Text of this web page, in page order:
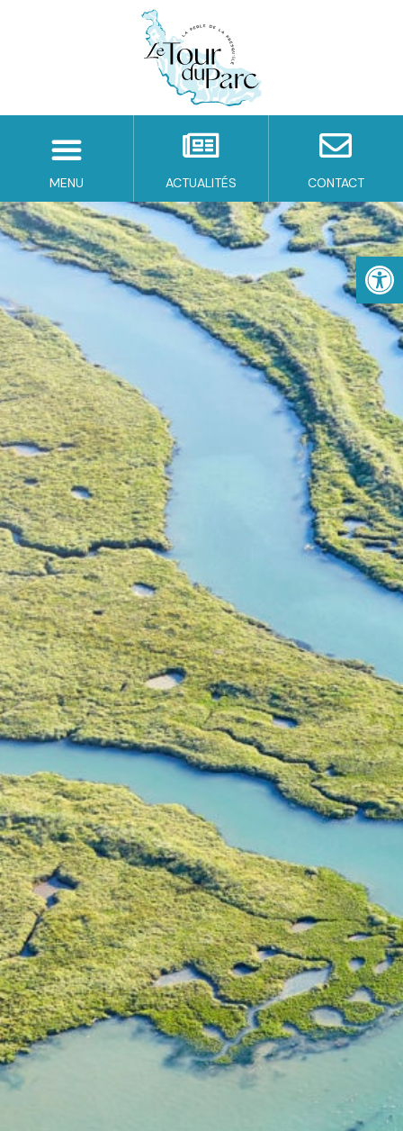
MENU ACTUALITÉS CONTACT